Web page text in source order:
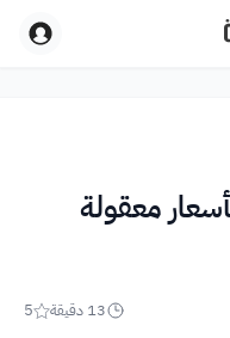
بأسعار معقولة
13 دقيقة 5